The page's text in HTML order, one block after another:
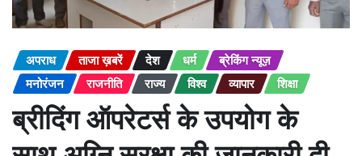
अपराध ताजा ख़बरें देश धर्म
ब्रेकिंग न्यूज़
मनोरंजन
राजनीति राज्य विश्व व्यापार शिक्षा
ब्रीदिंग ऑपरेटर्स के उपयोग के